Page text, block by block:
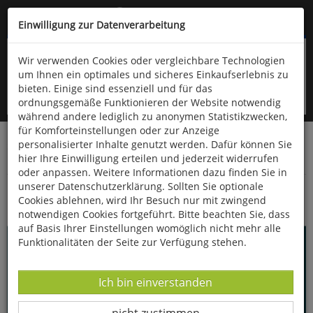
Kompletten Head der Seite überspringen
oder (06766) 9323-960
Startseite Bücher Quelle & Meyer Verlag
Nonbook
Notizbücher
Mein persönliches Notizbuch "Flora"
Einwilligung zur Datenverarbeitung
Wir verwenden Cookies oder vergleichbare Technologien
um Ihnen ein optimales und sicheres Einkaufserlebnis zu
bieten. Einige sind essenziell und für das
ordnungsgemäße Funktionieren der Website notwendig
während andere lediglich zu anonymen Statistikzwecken,
für Komforteinstellungen oder zur Anzeige
personalisierter Inhalte genutzt werden. Dafür können Sie
hier Ihre Einwilligung erteilen und jederzeit widerrufen
oder anpassen. Weitere Informationen dazu finden Sie in
unserer Datenschutzerklärung. Sollten Sie optionale
Cookies ablehnen, wird Ihr Besuch nur mit zwingend
notwendigen Cookies fortgeführt. Bitte beachten Sie, dass
auf Basis Ihrer Einstellungen womöglich nicht mehr alle
Funktionalitäten der Seite zur Verfügung stehen.
Datenverarbeitung -
Ich bin einverstanden